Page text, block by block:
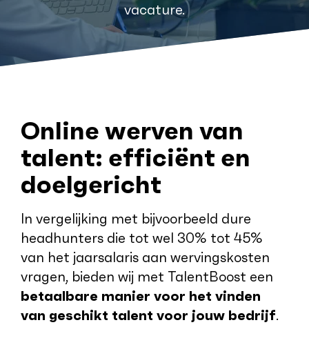
vacature.
Online werven van
talent: efficiënt en
doelgericht
In vergelijking met bijvoorbeeld dure
headhunters die tot wel 30% tot 45%
van het jaarsalaris aan wervingskosten
vragen, bieden wij met TalentBoost een
betaalbare manier voor het vinden
van geschikt talent voor jouw bedrijf.